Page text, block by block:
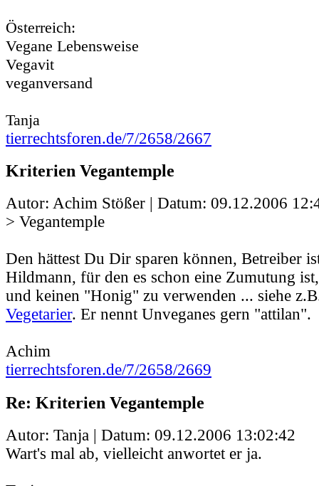
Österreich:
Vegane Lebensweise
Vegavit
veganversand
Tanja
tierrechtsforen.de/7/2658/2667
Kriterien Vegantemple
Autor: Achim Stößer | Datum: 09.12.2006
> Vegantemple
Den hättest Du Dir sparen können, Betreiber
Hildmann, für den es schon eine Zumutung
und keinen "Honig" zu verwenden ... siehe
Vegetarier. Er nennt Unveganes gern "attilan".
Achim
tierrechtsforen.de/7/2658/2669
Re: Kriterien Vegantemple
Autor: Tanja | Datum: 09.12.2006 13:02:42
Wart's mal ab, vielleicht anwortet er ja.